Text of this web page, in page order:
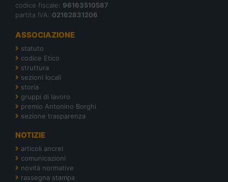
codice fiscale: 96163510587
partita IVA: 02162831206
ASSOCIAZIONE
statuto
codice Etico
struttura
sezioni locali
storia
gruppi di lavoro
premio Antonino Borghi
sezione trasparenza
NOTIZIE
articoli ancrel
comunicazioni
novità normative
rassegna stampa